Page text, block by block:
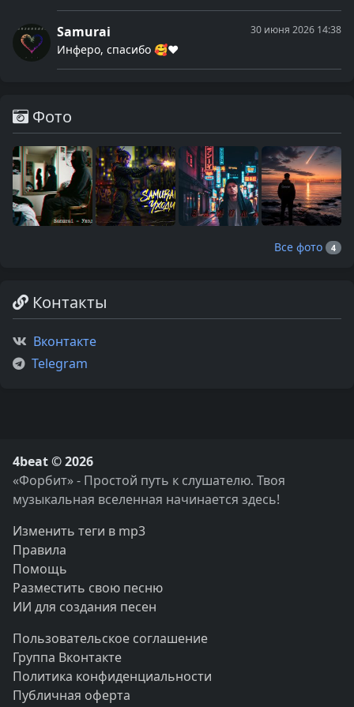
Samurai 30 июня 2026 14:38
Инферо, спасибо 🥰❤
Фото
Все фото 4
Контакты
Вконтакте
Telegram
4beat © 2026
«Форбит» - Простой путь к слушателю. Твоя
музыкальная вселенная начинается здесь!
Изменить теги в mp3
Правила
Помощь
Разместить свою песню
ИИ для создания песен
Пользовательское соглашение
Группа Вконтакте
Политика конфиденциальности
Публичная оферта